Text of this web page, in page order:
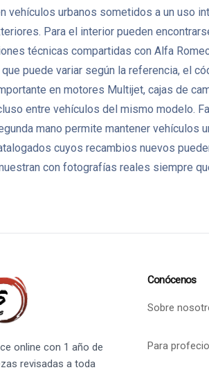
vehículos urbanos sometidos a un uso
Para el interior pueden
técnicas compartidas con Alfa
puede variar según la referencia, el
en motores Multijet, cajas de
entre vehículos del mismo modelo.
mano permite mantener vehículos
cuyos recambios nuevos
con fotografías reales siempre
online con 1 año de
revisadas a toda
Conócenos
Sobre
Para